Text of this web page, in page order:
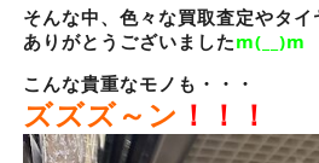
そんな中、色々な買取査定やタ
ありがとうございましたm(__)m
こんな貴重なモノも・・・
ズズズ～ン ！！！